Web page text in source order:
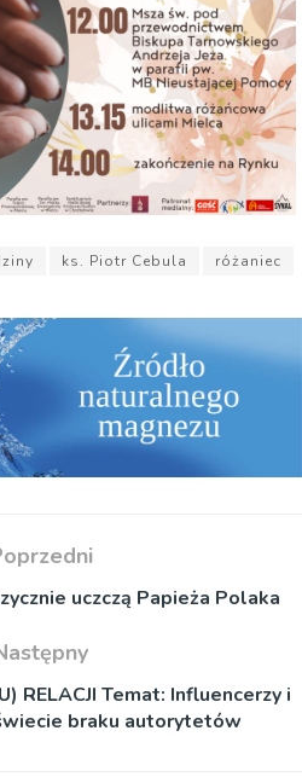
ks. Piotr Cebula różaniec
uczczą Papieża Polaka
RELACJI Temat: Influencerzy i
braku autorytetów